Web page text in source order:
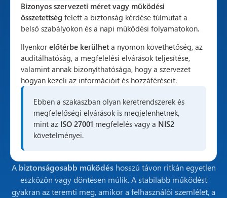
Bizonyos szervezeti méret vagy működési
összetettség felett a biztonság kérdése túlmutat a
belső szabályokon és a napi működési folyamatokon.
Ilyenkor előtérbe kerülhet a nyomon követhetőség, az
auditálhatóság, a megfelelési elvárások teljesítése,
valamint annak bizonyíthatósága, hogy a szervezet
hogyan kezeli az információit és hozzáféréseit.
Ebben a szakaszban olyan keretrendszerek és
megfelelőségi elvárások is megjelenhetnek,
mint az ISO 27001 megfelelés vagy a NIS2
követelményei.
A biztonságosabb működéshosszú távon ritkán egyetlen
eszközön vagy döntésen múlik. A stabilabb működést
gyakran az teremti meg, amikor a felhasználói szemlélet, a